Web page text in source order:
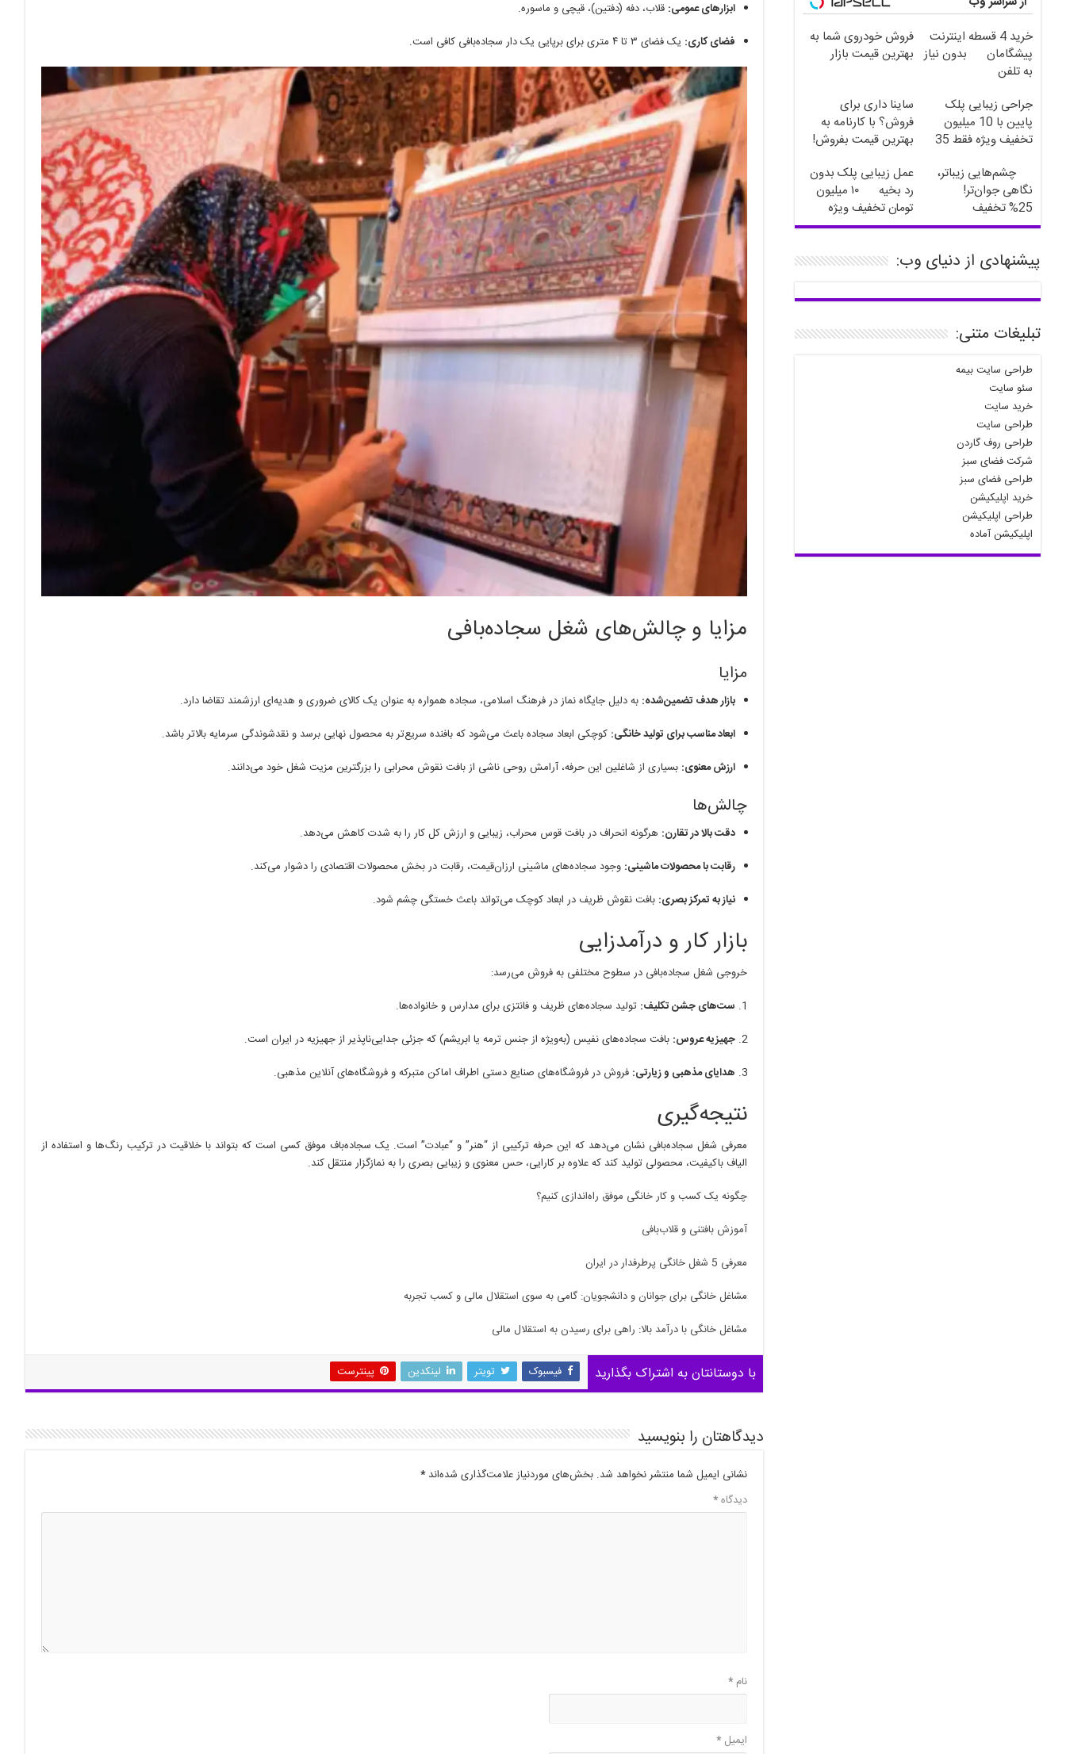
ابزارهای عمومی: قلاب، دفه (دفتین)، قیچی و ماسوره.
فضای کاری: یک فضای ۳ تا ۴ متری برای برپایی یک دار سجاده‌بافی کافی است.
مزایا و چالش‌های شغل سجاده‌بافی
مزایا
بازار هدف تضمین‌شده: به دلیل جایگاه نماز در فرهنگ اسلامی، سجاده همواره به عنوان یک کالای ضروری و هدیه‌ای ارزشمند تقاضا دارد.
ابعاد مناسب برای تولید خانگی: کوچکی ابعاد سجاده باعث می‌شود که بافنده سریع‌تر به محصول نهایی برسد و نقدشوندگی سرمایه بالاتر باشد.
ارزش معنوی: بسیاری از شاغلین این حرفه، آرامش روحی ناشی از بافت نقوش محرابی را بزرگترین مزیت شغل خود می‌دانند.
چالش‌ها
دقت بالا در تقارن: هرگونه انحراف در بافت قوس محراب، زیبایی و ارزش کل کار را به شدت کاهش می‌دهد.
رقابت با محصولات ماشینی: وجود سجاده‌های ماشینی ارزان‌قیمت، رقابت در بخش محصولات اقتصادی را دشوار می‌کند.
نیاز به تمرکز بصری: بافت نقوش ظریف در ابعاد کوچک می‌تواند باعث خستگی چشم شود.
بازار کار و درآمدزایی
خروجی شغل سجاده‌بافی در سطوح مختلفی به فروش می‌رسد:
ست‌های جشن تکلیف: تولید سجاده‌های ظریف و فانتزی برای مدارس و خانواده‌ها.
جهیزیه عروس: بافت سجاده‌های نفیس (به‌ویژه از جنس ترمه یا ابریشم) که جزئی جدایی‌ناپذیر از جهیزیه در ایران است.
هدایای مذهبی و زیارتی: فروش در فروشگاه‌های صنایع دستی اطراف اماکن متبرکه و فروشگاه‌های آنلاین مذهبی.
نتیجه‌گیری
معرفی شغل سجاده‌بافی نشان می‌دهد که این حرفه ترکیبی از “هنر” و “عبادت” است. یک سجاده‌باف موفق کسی است که بتواند با خلاقیت در ترکیب رنگ‌ها و استفاده از
الیاف باکیفیت، محصولی تولید کند که علاوه بر کارایی، حس معنوی و زیبایی بصری را به نمازگزار منتقل کند.
چگونه یک کسب و کار خانگی موفق راه‌اندازی کنیم؟
آموزش بافتنی و قلاب‌بافی
معرفی 5 شغل خانگی پرطرفدار در ایران
مشاغل خانگی برای جوانان و دانشجویان: گامی به سوی استقلال مالی و کسب تجربه
مشاغل خانگی با درآمد بالا: راهی برای رسیدن به استقلال مالی
با دوستانتان به اشتراک بگذارید فیسبوک تویتر لینکدین پینترست
دیدگاهتان را بنویسید
نشانی ایمیل شما منتشر نخواهد شد. بخش‌های موردنیاز علامت‌گذاری شده‌اند*
دیدگاه*
نام*
ایمیل*
خرید 4 قسطه اینترنت
پیشگامان
بدون نیاز
به تلفن
فروش خودروی شما به
بهترین قیمت بازار
جراحی زیبایی پلک
پایین با 10 میلیون
تخفیف ویژه فقط 35
ساینا داری برای
فروش؟ با کارنامه به
بهترین قیمت بفروش!
چشم‌هایی زیباتر،
نگاهی جوان‌تر!
25% تخفیف
بلفاروپلاستی
عمل زیبایی پلک بدون
رد بخیه
۱۰ میلیون
تومان تخفیف ویژه
پیشنهادی از دنیای وب:
تبلیغات متنی:
طراحی سایت بیمه
سئو سایت
خرید سایت
طراحی سایت
طراحی روف گاردن
شرکت فضای سبز
طراحی فضای سبز
خرید اپلیکیشن
طراحی اپلیکیشن
اپلیکیشن آماده